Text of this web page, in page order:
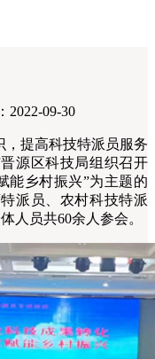
2022-09-30
提高科技特派员服务
源区科技局组织召开
能乡村振兴”为主题的
派员、农村科技特派
人员共60余人参会。